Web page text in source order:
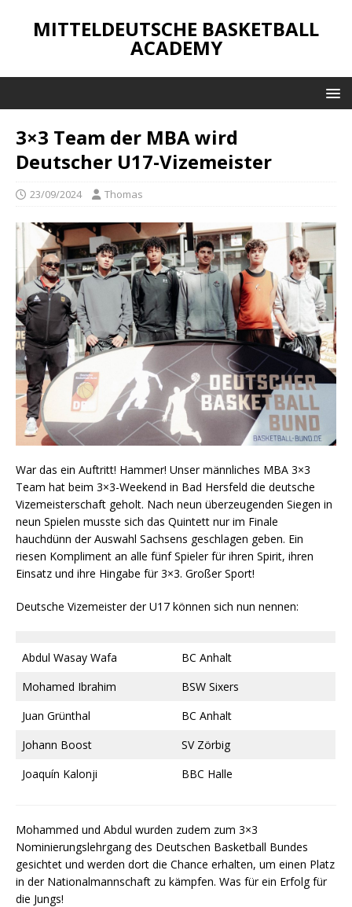
MITTELDEUTSCHE BASKETBALL
ACADEMY
3×3 Team der MBA wird
Deutscher U17-Vizemeister
23/09/2024 Thomas
War das ein Auftritt! Hammer! Unser männliches MBA 3×3
Team hat beim 3×3-Weekend in Bad Hersfeld die deutsche
Vizemeisterschaft geholt. Nach neun überzeugenden Siegen in
neun Spielen musste sich das Quintett nur im Finale
hauchdünn der Auswahl Sachsens geschlagen geben. Ein
riesen Kompliment an alle fünf Spieler für ihren Spirit, ihren
Einsatz und ihre Hingabe für 3×3. Großer Sport!
Deutsche Vizemeister der U17 können sich nun nennen:
Abdul Wasay Wafa
BC Anhalt
Mohamed Ibrahim
BSW Sixers
Juan Grünthal
BC Anhalt
Johann Boost
SV Zörbig
Joaquín Kalonji
BBC Halle
Mohammed und Abdul wurden zudem zum 3×3
Nominierungslehrgang des Deutschen Basketball Bundes
gesichtet und werden dort die Chance erhalten, um einen Platz
in der Nationalmannschaft zu kämpfen. Was für ein Erfolg für
die Jungs!